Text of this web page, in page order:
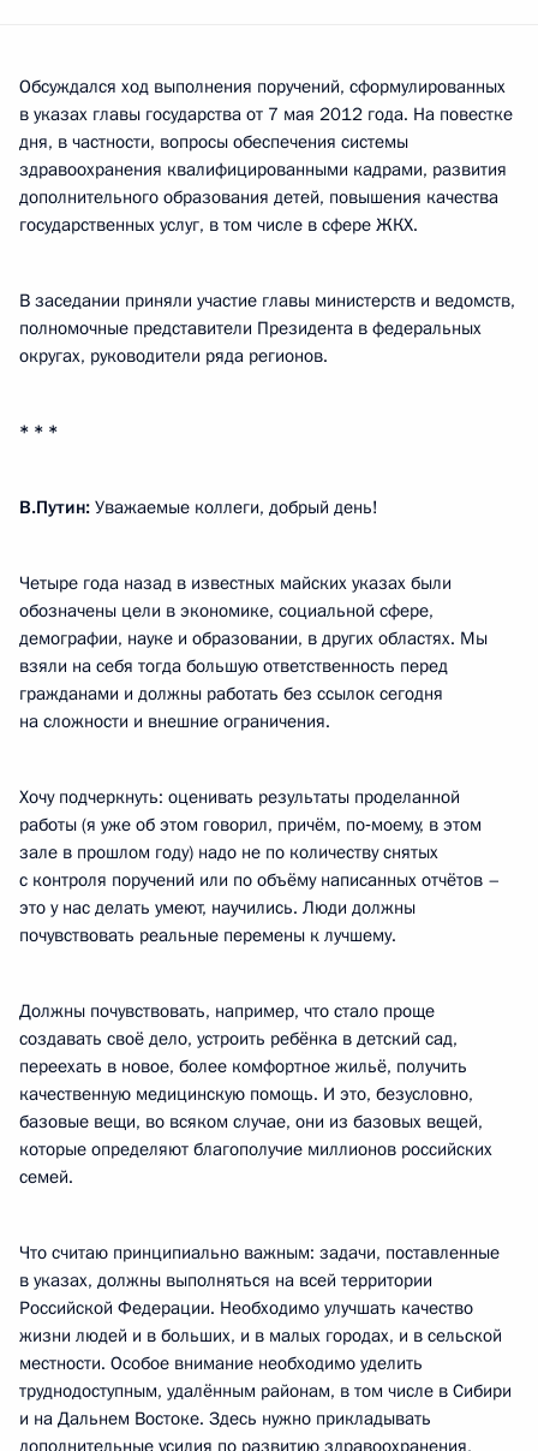
Обсуждался ход выполнения поручений, сформулированных
в указах главы государства от 7 мая 2012 года. На повестке
дня, в частности, вопросы обеспечения системы
здравоохранения квалифицированными кадрами, развития
дополнительного образования детей, повышения качества
государственных услуг, в том числе в сфере ЖКХ.
В заседании приняли участие главы министерств и ведомств,
полномочные представители Президента в федеральных
округах, руководители ряда регионов.
* * *
В.Путин: Уважаемые коллеги, добрый день!
Четыре года назад в известных майских указах были
обозначены цели в экономике, социальной сфере,
демографии, науке и образовании, в других областях. Мы
взяли на себя тогда большую ответственность перед
гражданами и должны работать без ссылок сегодня
на сложности и внешние ограничения.
Хочу подчеркнуть: оценивать результаты проделанной
работы (я уже об этом говорил, причём, по‑моему, в этом
зале в прошлом году) надо не по количеству снятых
с контроля поручений или по объёму написанных отчётов –
это у нас делать умеют, научились. Люди должны
почувствовать реальные перемены к лучшему.
Должны почувствовать, например, что стало проще
создавать своё дело, устроить ребёнка в детский сад,
переехать в новое, более комфортное жильё, получить
качественную медицинскую помощь. И это, безусловно,
базовые вещи, во всяком случае, они из базовых вещей,
которые определяют благополучие миллионов российских
семей.
Что считаю принципиально важным: задачи, поставленные
в указах, должны выполняться на всей территории
Российской Федерации. Необходимо улучшать качество
жизни людей и в больших, и в малых городах, и в сельской
местности. Особое внимание необходимо уделить
труднодоступным, удалённым районам, в том числе в Сибири
и на Дальнем Востоке. Здесь нужно прикладывать
дополнительные усилия по развитию здравоохранения,